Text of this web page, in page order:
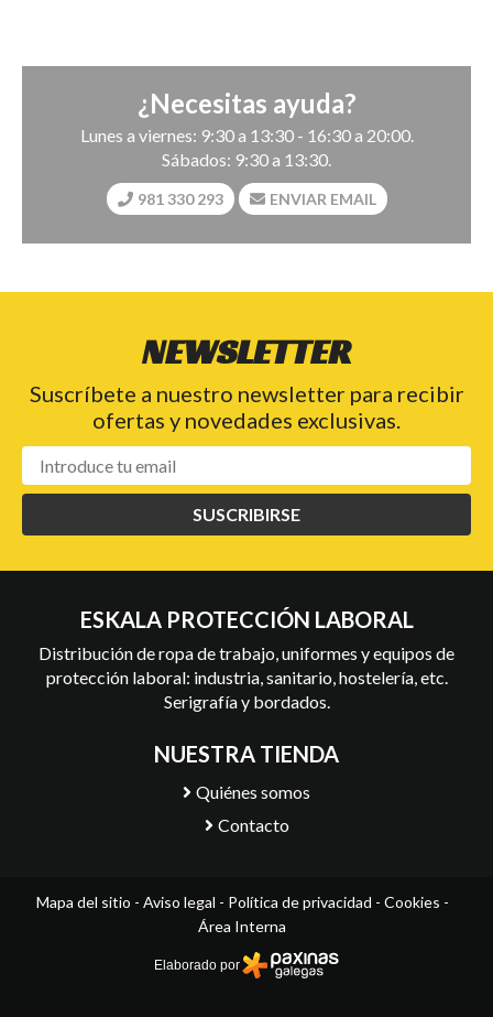
¿Necesitas ayuda?
Lunes a viernes: 9:30 a 13:30 - 16:30 a 20:00.
Sábados: 9:30 a 13:30.
981 330 293 ENVIAR EMAIL
NEWSLETTER
Suscríbete a nuestro newsletter para recibir
ofertas y novedades exclusivas.
SUSCRIBIRSE
ESKALA PROTECCIÓN LABORAL
Distribución de ropa de trabajo, uniformes y equipos de
protección laboral: industria, sanitario, hostelería, etc.
Serigrafía y bordados.
NUESTRA TIENDA
Quiénes somos
Contacto
Mapa del sitio - Aviso legal - Política de privacidad - Cookies -
Área Interna
Elaborado por